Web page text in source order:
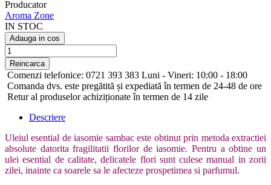
Producator
Aroma Zone
IN STOC
Adauga in cos
Comenzi telefonice: 0721 393 383 Luni - Vineri: 10:00 - 18:00
Comanda dvs. este pregătită și expediată în termen de 24-48 de ore
Retur al produselor achiziționate în termen de 14 zile
Descriere
Uleiul esential de iasomie sambac este obtinut prin metoda extractiei
absolute datorita fragilitatii florilor de iasomie. Pentru a obtine un
ulei esential de calitate, delicatele flori sunt culese manual in zorii
zilei, inainte ca soarele sa le afecteze prospetimea si parfumul.